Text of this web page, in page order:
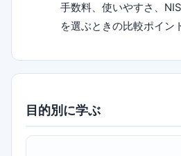
手数料、使いやすさ、
を選ぶときの比較ポイン
目的別に学ぶ